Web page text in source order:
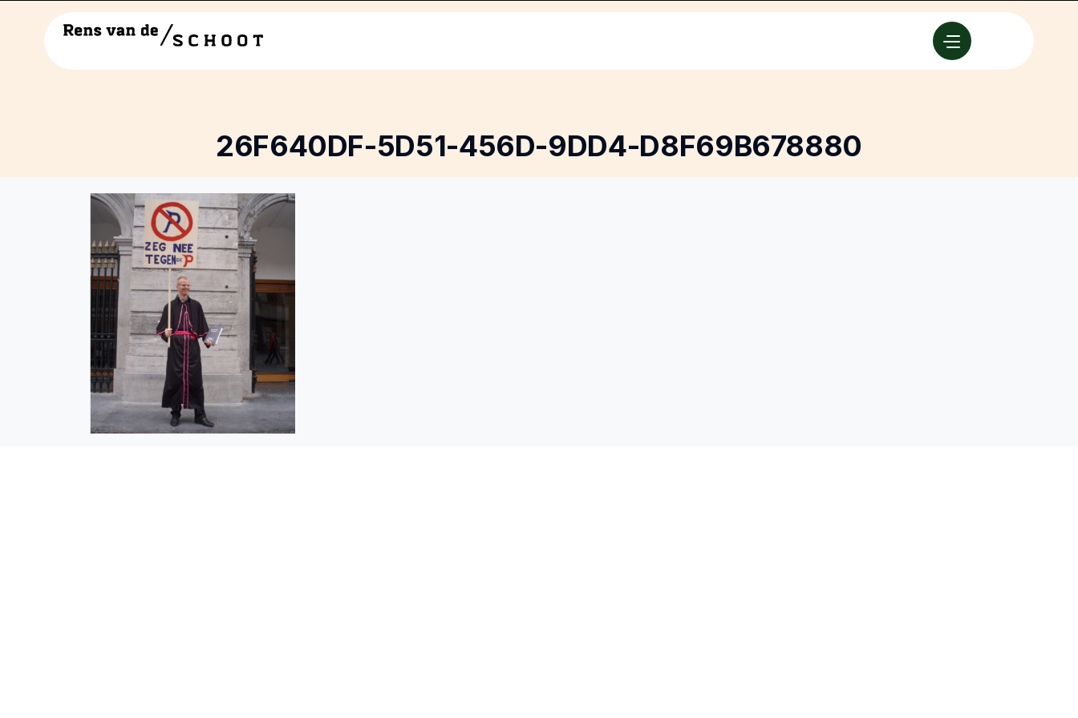
26F640DF-5D51-456D-9DD4-D8F69B678880